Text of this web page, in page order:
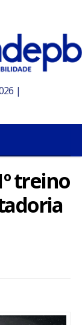
|
treino